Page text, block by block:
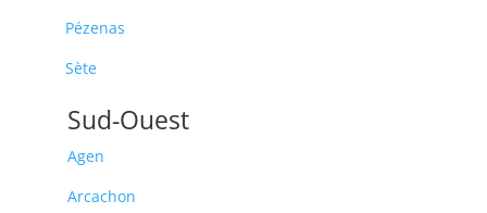
Pézenas
Sète
Sud-Ouest
Agen
Arcachon